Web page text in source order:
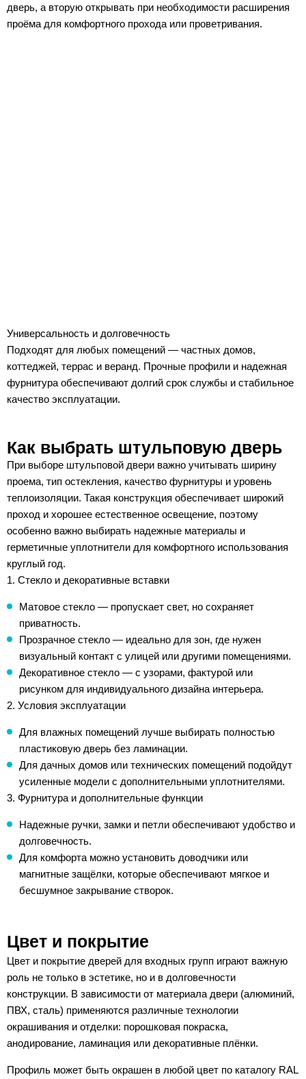
дверь, а вторую открывать при необходимости расширения
проёма для комфортного прохода или проветривания.
Универсальность и долговечность
Подходят для любых помещений — частных домов,
коттеджей, террас и веранд. Прочные профили и надежная
фурнитура обеспечивают долгий срок службы и стабильное
качество эксплуатации.
Как выбрать штульповую дверь
При выборе штульповой двери важно учитывать ширину
проема, тип остекления, качество фурнитуры и уровень
теплоизоляции. Такая конструкция обеспечивает широкий
проход и хорошее естественное освещение, поэтому
особенно важно выбирать надежные материалы и
герметичные уплотнители для комфортного использования
круглый год.
1. Стекло и декоративные вставки
Матовое стекло — пропускает свет, но сохраняет
приватность.
Прозрачное стекло — идеально для зон, где нужен
визуальный контакт с улицей или другими помещениями.
Декоративное стекло — с узорами, фактурой или
рисунком для индивидуального дизайна интерьера.
2. Условия эксплуатации
Для влажных помещений лучше выбирать полностью
пластиковую дверь без ламинации.
Для дачных домов или технических помещений подойдут
усиленные модели с дополнительными уплотнителями.
3. Фурнитура и дополнительные функции
Надежные ручки, замки и петли обеспечивают удобство и
долговечность.
Для комфорта можно установить доводчики или
магнитные защёлки, которые обеспечивают мягкое и
бесшумное закрывание створок.
Цвет и покрытие
Цвет и покрытие дверей для входных групп играют важную
роль не только в эстетике, но и в долговечности
конструкции. В зависимости от материала двери (алюминий,
ПВХ, сталь) применяются различные технологии
окрашивания и отделки: порошковая покраска,
анодирование, ламинация или декоративные плёнки.
Профиль может быть окрашен в любой цвет по каталогу RAL